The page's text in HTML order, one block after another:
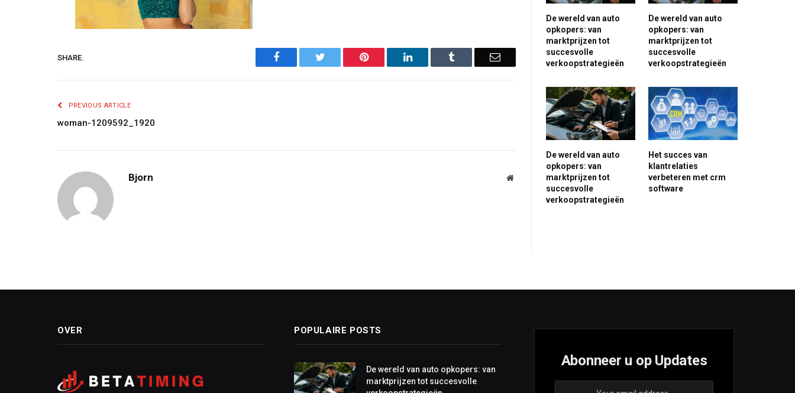
SHARE. Facebook Twitter Pinterest LinkedIn Tumblr Email
PREVIOUS ARTICLE
woman-1209592_1920
Bjorn Website
De wereld van auto
opkopers: van
marktprijzen tot
succesvolle
verkoopstrategieën
De wereld van auto
opkopers: van
marktprijzen tot
succesvolle
verkoopstrategieën
De wereld van auto
opkopers: van
marktprijzen tot
succesvolle
verkoopstrategieën
Het succes van
klantrelaties
verbeteren met crm
software
OVER POPULAIRE POSTS
De wereld van auto opkopers: van
marktprijzen tot succesvolle
Abonneer u op Updates